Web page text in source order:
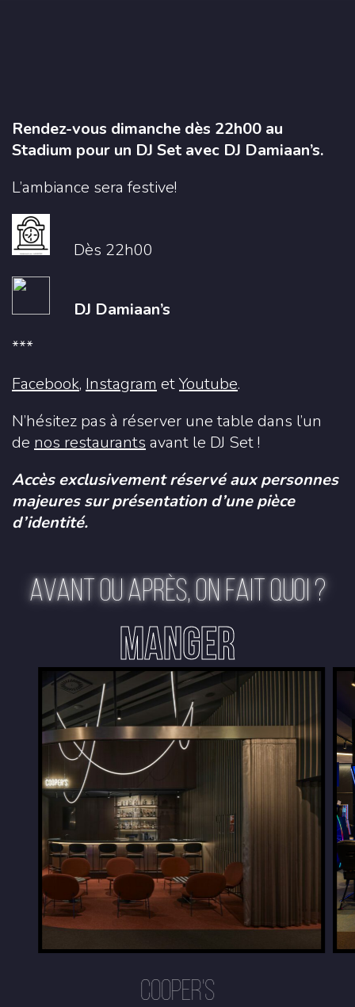
Rendez-vous dimanche dès 22h00 au
Stadium pour un DJ Set avec DJ Damiaan’s.
L’ambiance sera festive!
Dès 22h00
DJ Damiaan’s
***
Facebook, Instagram etYoutube.
N’hésitez pas à réserver une table dans l’un
de nos restaurants avant le DJ Set !
Accès exclusivement réservé aux personnes
majeures sur présentation d’une pièce
d’identité.
AVANT OU APRÈS, ON FAIT QUOI ?
MANGER
COOPER'S